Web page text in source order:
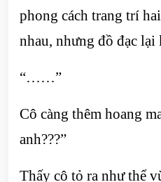
phong cách trang trí
nhau, nhưng đồ đạc lại
“……”
Cô càng thêm hoang
anh???”
Thấy cô tỏ ra như thể